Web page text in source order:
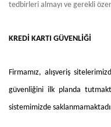
tedbirleri almayı ve gerekli
KREDİ KARTI GÜVENLİĞİ
Firmamız, alışveriş
güvenliğini ilk planda
sistemimizde